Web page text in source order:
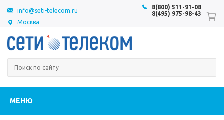
Москва
8(800) 511-91-08
8(495) 975-98-43
info@seti-telecom.ru
МЕНЮ